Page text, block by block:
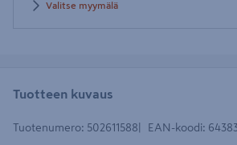
Valitse myymälä
Tuotteen kuvaus
Tuotenumero: 502611588 EAN-koodi: